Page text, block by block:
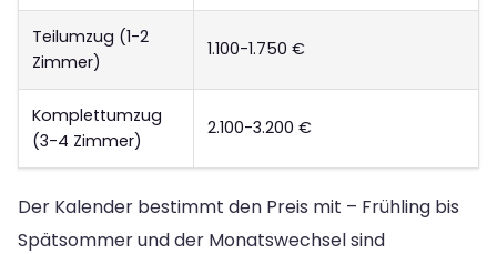
Teilumzug (1-2
Zimmer)
1.100-1.750 €
Komplettumzug
(3-4 Zimmer)
2.100-3.200 €
Der Kalender bestimmt den Preis mit – Frühling bis
Spätsommer und der Monatswechsel sind